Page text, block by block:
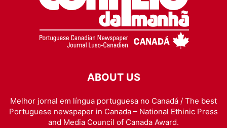
ABOUT US
Melhor jornal em língua portuguesa no Canadá / The best
Portuguese newspaper in Canada – National Ethinic Press
and Media Council of Canada Award.